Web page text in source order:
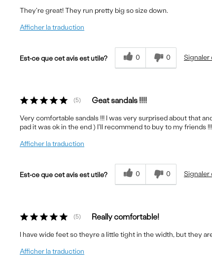
They're great! They run pretty big so size down.
Afficher la traduction
Est-ce que cet avis est utile? 0 0 Signaler
5 Geat sandals !!!!
Very comfortable sandals !!! I was very surprised about that
pad it was ok in the end ) I'll recommend to buy to my friends !!!
Afficher la traduction
Est-ce que cet avis est utile? 0 0 Signaler
5 Really comfortable!
I have wide feet so theyre a little tight in the width, but they
Afficher la traduction